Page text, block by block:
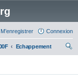
Connexion
M’enregistrer
Echappement